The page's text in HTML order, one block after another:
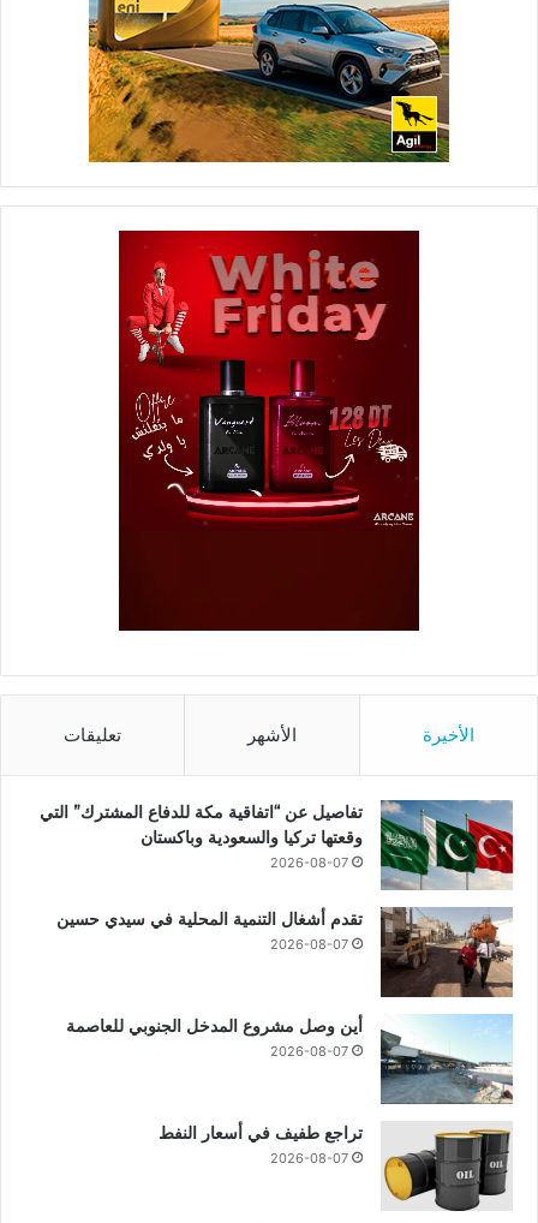
الأخيرة الأشهر تعليقات
تفاصيل عن “اتفاقية مكة للدفاع المشترك” التي
وقعتها تركيا والسعودية وباكستان
2026-08-07
تقدم أشغال التنمية المحلية في سيدي حسين
2026-08-07
أين وصل مشروع المدخل الجنوبي للعاصمة
2026-08-07
تراجع طفيف في أسعار النفط
2026-08-07